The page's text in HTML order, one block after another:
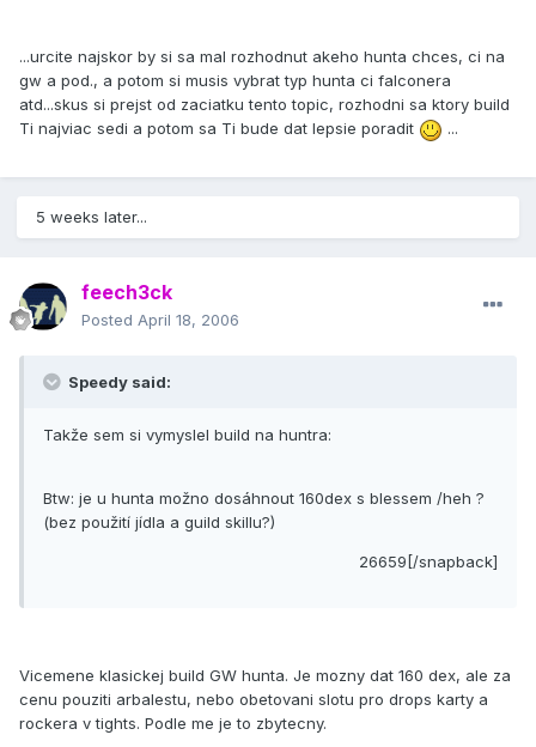
...urcite najskor by si sa mal rozhodnut akeho hunta chces, ci na
gw a pod., a potom si musis vybrat typ hunta ci falconera
atd...skus si prejst od zaciatku tento topic, rozhodni sa ktory build
Ti najviac sedi a potom sa Ti bude dat lepsie poradit
...
5 weeks later...
feech3ck
Posted April 18, 2006
Speedy said:
Takže sem si vymyslel build na huntra:
Btw: je u hunta možno dosáhnout 160dex s blessem /heh ?
(bez použití­ jí­dla a guild skillu?)
26659[/snapback]
Vicemene klasickej build GW hunta. Je mozny dat 160 dex, ale za
cenu pouziti arbalestu, nebo obetovani slotu pro drops karty a
rockera v tights. Podle me je to zbytecny.